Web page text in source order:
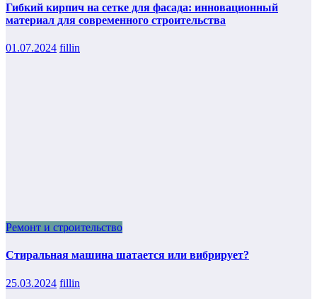
Гибкий кирпич на сетке для фасада: инновационный
материал для современного строительства
01.07.2024 fillin
Ремонт и строительство
Стиральная машина шатается или вибрирует?
25.03.2024 fillin